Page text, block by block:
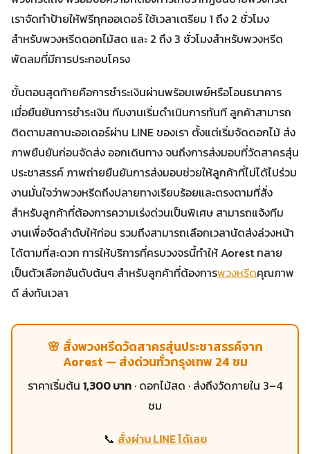
เราจัดทำป้ายให้ฟรีทุกออเดอร์ ใช้เวลาเตรียม 1 ถึง 2 ชั่วโมง
สำหรับพวงหรีดดอกไม้สด และ 2 ถึง 3 ชั่วโมงสำหรับพวงหรีด
พัดลมที่มีการประกอบโครง
ขั้นตอนสุดท้ายคือการชำระเงินผ่านพร้อมเพย์หรือโอนธนาคาร
เมื่อยืนยันการชำระเงิน ทีมงานเริ่มดำเนินการทันที ลูกค้าสามารถ
ติดตามสถานะออเดอร์ผ่าน LINE ของเรา ตั้งแต่เริ่มจัดดอกไม้ ส่ง
ภาพยืนยันก่อนจัดส่ง ออกเดินทาง จนถึงการส่งมอบที่วัดสาครสุ่น
ประชาสรรค์ ภาพถ่ายยืนยันการส่งมอบช่วยให้ลูกค้าที่ไม่ได้ไปร่วม
งานมั่นใจว่าพวงหรีดถึงปลายทางเรียบร้อยและตรงตามที่สั่ง
สำหรับลูกค้าที่ต้องการความเร่งด่วนเป็นพิเศษ สามารถแจ้งทีม
งานเพื่อจัดลำดับให้ก่อน รวมถึงสามารถเลือกเวลานัดส่งล่วงหน้า
ได้ตามที่สะดวก การให้บริการที่ครบวงจรนี้ทำให้ Aorest กลาย
เป็นตัวเลือกอันดับต้นๆ สำหรับลูกค้าที่ต้องการพวงหรีดคุณภาพ
ดี ส่งทันเวลา
🌸 สั่งพวงหรีดวัดสาครสุ่นประชาสรรค์จาก
Aorest — ส่งด่วนทั่วกรุงเทพ 24 ชม
ราคาเริ่มต้น 1,300 บาท · ดอกไม้สด · ส่งถึงวัดภายใน 3–4
ชม
📞 สั่งผ่าน LINE ได้เลย